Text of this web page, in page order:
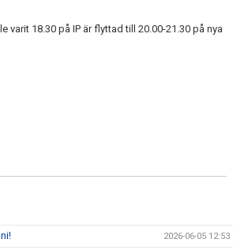
varit 18.30 på IP är flyttad till 20.00-21.30 på nya
2026-06-05 12:53